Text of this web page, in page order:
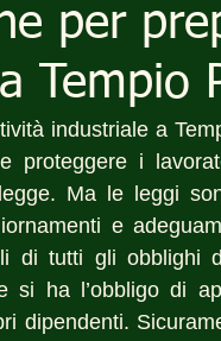
per
Tempio
industriale a
proteggere i
Ma le leggi
e
di tutti gli obblighi
si ha l’obbligo di
dipendenti.